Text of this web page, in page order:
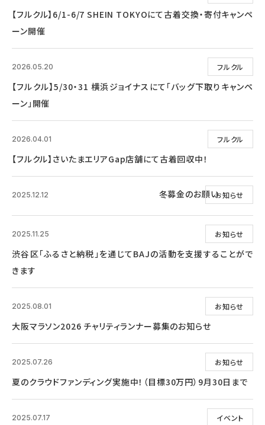
【フルクル】6/1-6/7 SHEIN TOKYOにて古着交換・寄付キャンペ
ーン開催
フルクル
2026.05.20
【フルクル】5/30・31 横浜ジョイナスにて「バッグ下取りキャンペ
ーン」開催
フルクル
2026.04.01
【フルクル】さいたまエリアGap店舗にて古着回収中！
お知らせ
2025.12.12 冬募金のお願い
お知らせ
2025.11.25
渋谷区「ふるさと納税」を通じてBAJの活動を支援することがで
きます
お知らせ
2025.08.01
大阪マラソン2026 チャリティランナー募集のお知らせ
お知らせ
2025.07.26
夏のクラウドファンディング実施中！（目標30万円）9月30日まで
イベント
2025.07.17